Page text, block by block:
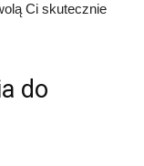
Ci skutecznie
do